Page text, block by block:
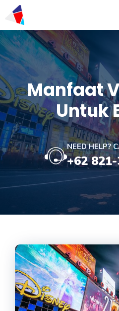
Manfaat
Untuk
NEED HELP?
+62